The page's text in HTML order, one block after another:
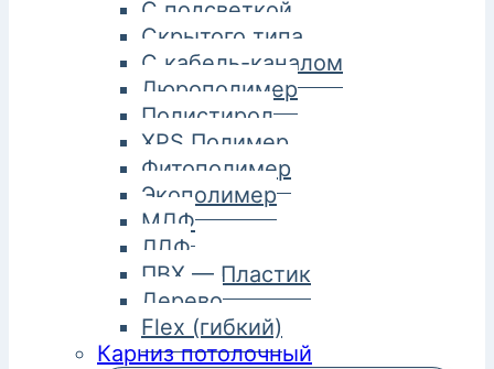
С подсветкой
Скрытого типа
С кабель-каналом
Дюрополимер
Полистирол
XPS Полимер
Фитополимер
Экополимер
МДФ
ЛДФ
ПВХ — Пластик
Дерево
Flex (гибкий)
Карниз потолочный